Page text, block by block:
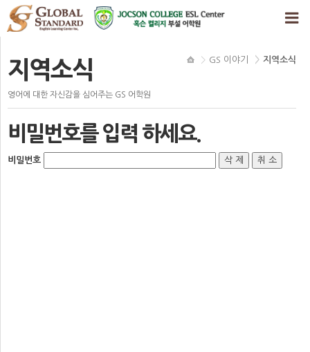
GS 이야기 지역소식
지역소식
영어에 대한 자신감을 심어주는 GS 어학원
비밀번호를 입력 하세요.
비밀번호